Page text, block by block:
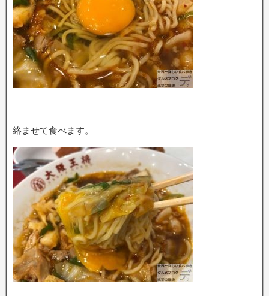
絡ませて食べます。